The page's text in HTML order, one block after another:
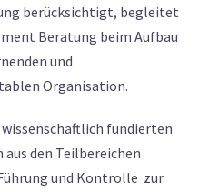
berücksichtigt, begleitet
Beratung beim Aufbau
und
Organisation.
fundierten
den Teilbereichen
und Kontrolle zur